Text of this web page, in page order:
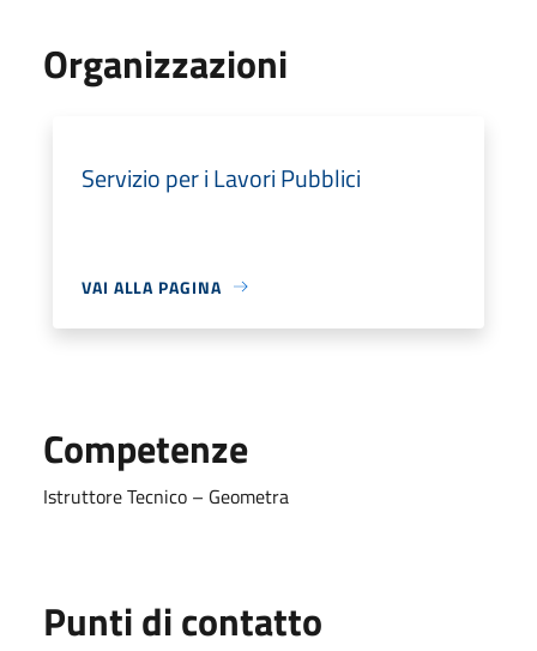
Organizzazioni
Servizio per i Lavori Pubblici
VAI ALLA PAGINA
Competenze
Istruttore Tecnico – Geometra
Punti di contatto